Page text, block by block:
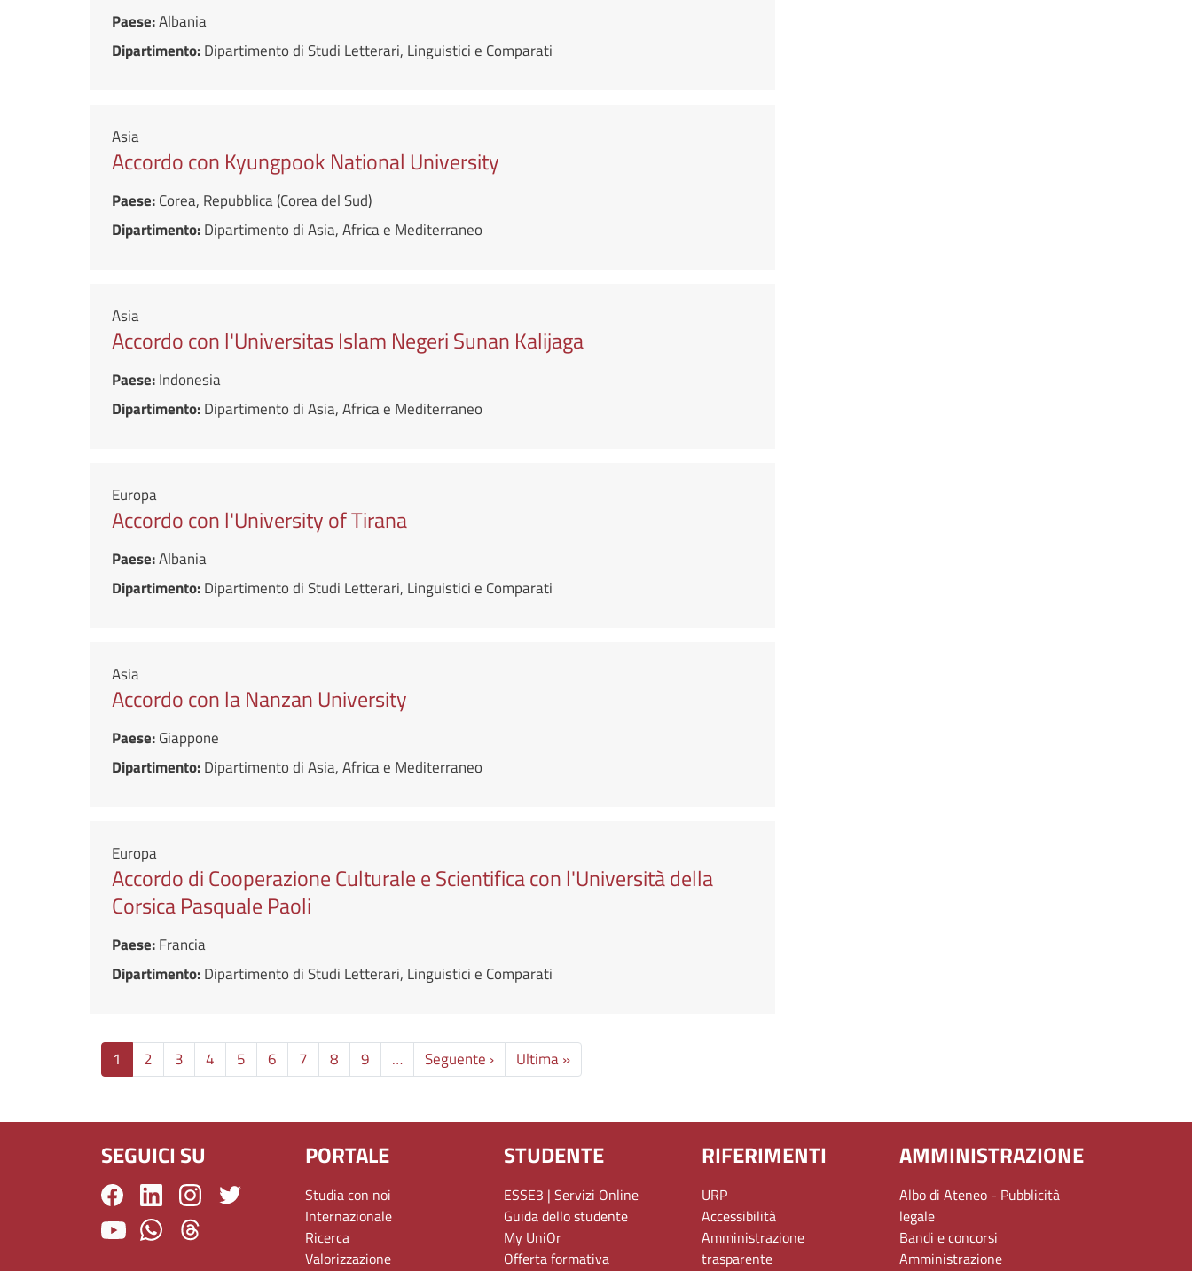
Paese:Albania
Dipartimento:Dipartimento di Studi Letterari, Linguistici e Comparati
Asia
Accordo con Kyungpook National University
Paese:Corea, Repubblica (Corea del Sud)
Dipartimento:Dipartimento di Asia, Africa e Mediterraneo
Asia
Accordo con l'Universitas Islam Negeri Sunan Kalijaga
Paese:Indonesia
Dipartimento:Dipartimento di Asia, Africa e Mediterraneo
Europa
Accordo con l'University of Tirana
Paese:Albania
Dipartimento:Dipartimento di Studi Letterari, Linguistici e Comparati
Asia
Accordo con la Nanzan University
Paese:Giappone
Dipartimento:Dipartimento di Asia, Africa e Mediterraneo
Europa
Accordo di Cooperazione Culturale e Scientifica con l'Università della
Corsica Pasquale Paoli
Paese:Francia
Dipartimento:Dipartimento di Studi Letterari, Linguistici e Comparati
1 2 3 4 5 6 7 8 9 … Seguente ›Pagina successiva
Ultima »Ultima pagina
SEGUICI SU PORTALE
Studia con noi
Internazionale
Ricerca
Valorizzazione
STUDENTE
ESSE3 | Servizi Online
Guida dello studente
My UniOr
Offerta formativa
RIFERIMENTI
URP
Accessibilità
Amministrazione
trasparente
AMMINISTRAZIONE
Albo di Ateneo - Pubblicità
legale
Bandi e concorsi
Amministrazione